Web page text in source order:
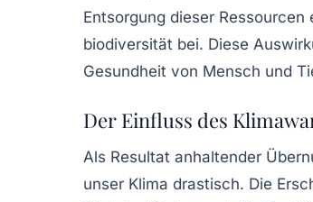
Entsorgung dieser
biodiversität bei. Diese
Gesundheit von Mensch und
Der Einfluss des
Als Resultat anhaltender
unser Klima drastisch. Die